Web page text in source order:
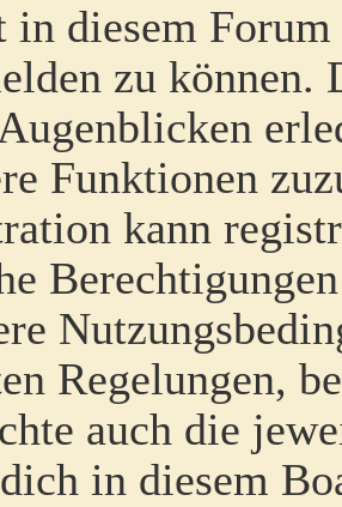
in diesem
zu
Funktionen
kann
Regelungen,
auch die
in diesem